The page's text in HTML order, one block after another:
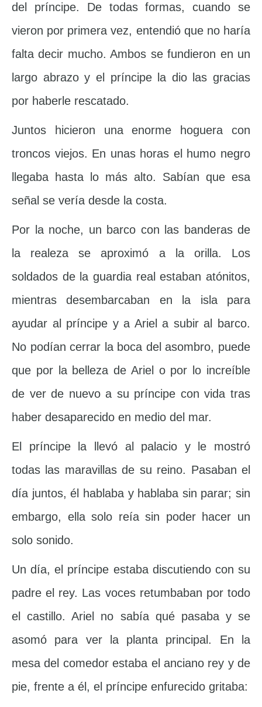
del príncipe. De todas formas, cuando se
vieron por primera vez, entendió que no haría
falta decir mucho. Ambos se fundieron en un
largo abrazo y el príncipe la dio las gracias
por haberle rescatado.
Juntos hicieron una enorme hoguera con
troncos viejos. En unas horas el humo negro
llegaba hasta lo más alto. Sabían que esa
señal se vería desde la costa.
Por la noche, un barco con las banderas de
la realeza se aproximó a la orilla. Los
soldados de la guardia real estaban atónitos,
mientras desembarcaban en la isla para
ayudar al príncipe y a Ariel a subir al barco.
No podían cerrar la boca del asombro, puede
que por la belleza de Ariel o por lo increíble
de ver de nuevo a su príncipe con vida tras
haber desaparecido en medio del mar.
El príncipe la llevó al palacio y le mostró
todas las maravillas de su reino. Pasaban el
día juntos, él hablaba y hablaba sin parar; sin
embargo, ella solo reía sin poder hacer un
solo sonido.
Un día, el príncipe estaba discutiendo con su
padre el rey. Las voces retumbaban por todo
el castillo. Ariel no sabía qué pasaba y se
asomó para ver la planta principal. En la
mesa del comedor estaba el anciano rey y de
pie, frente a él, el príncipe enfurecido gritaba: